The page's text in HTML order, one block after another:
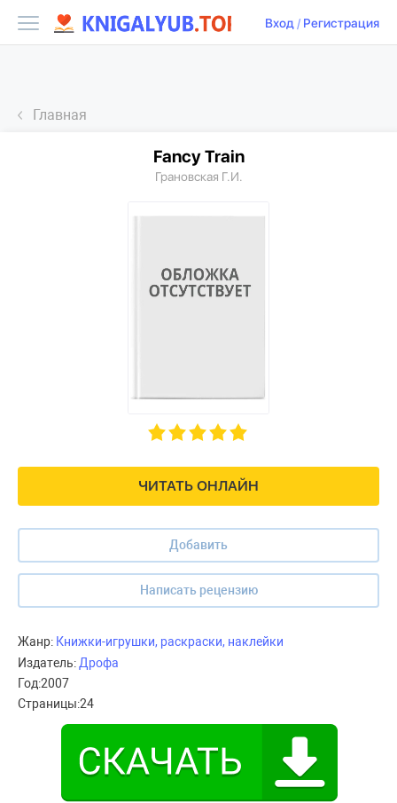
Вход/ Регистрация
Главная
ЧИТАТЬ ОНЛАЙН
Добавить
Написать рецензию
Fancy Train
Грановская Г.И.
Жанр: Книжки-игрушки, раскраски, наклейки
Издатель:Дрофа
Год:2007
Страницы:24